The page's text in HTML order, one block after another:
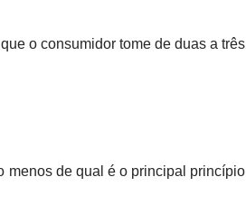
o consumidor tome de duas a três
menos de qual é o principal princípio